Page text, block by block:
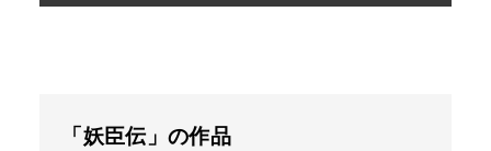
「妖臣伝」の作品